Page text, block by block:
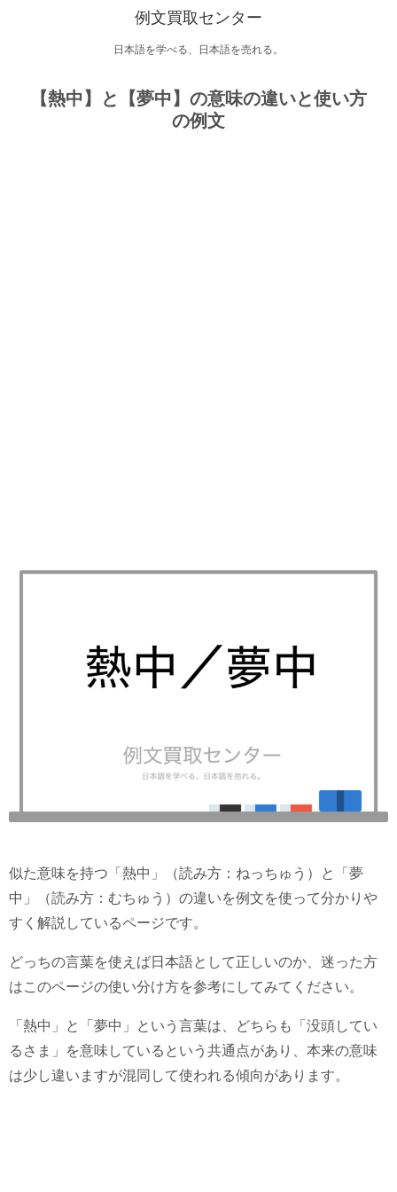
例文買取センター
日本語を学べる、日本語を売れる。
【熱中】と【夢中】の意味の違いと使い方
の例文
似た意味を持つ「熱中」（読み方：ねっちゅう）と「夢
中」（読み方：むちゅう）の違いを例文を使って分かりや
すく解説しているページです。
どっちの言葉を使えば日本語として正しいのか、迷った方
はこのページの使い分け方を参考にしてみてください。
「熱中」と「夢中」という言葉は、どちらも「没頭してい
るさま」を意味しているという共通点があり、本来の意味
は少し違いますが混同して使われる傾向があります。